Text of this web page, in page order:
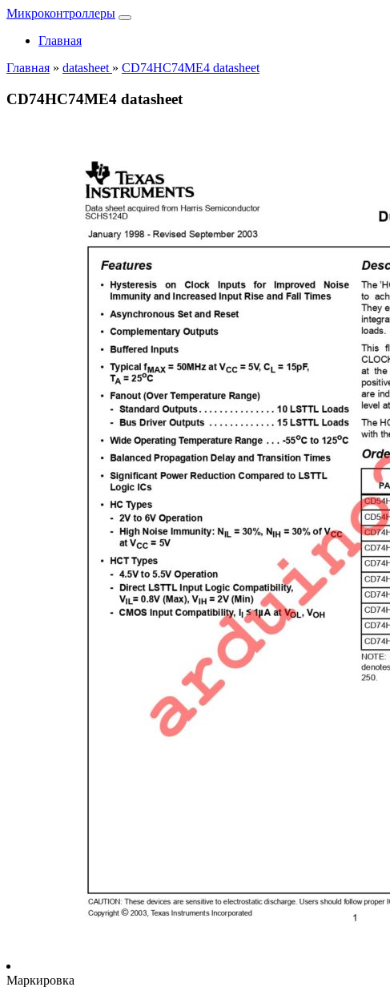
Микроконтроллеры
Главная
Главная » datasheet » CD74HC74ME4 datasheet
CD74HC74ME4 datasheet
Маркировка